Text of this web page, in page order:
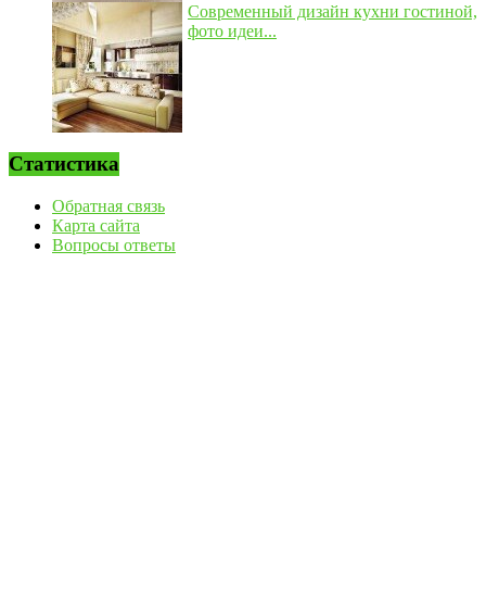
Современный дизайн кухни гостиной,
фото идеи...
Статистика
Обратная связь
Карта сайта
Вопросы ответы